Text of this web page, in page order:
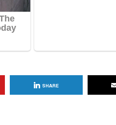
SHARE